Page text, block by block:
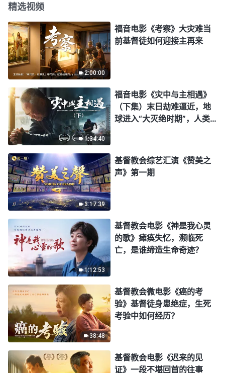
精选视频
2:00:00
福音电影《考察》大灾难当
前基督徒如何迎接主再来
1:34:40
福音电影《灾中与主相遇》
（下集）末日劫难逼近，地
球进入“大灭绝时期”，人类
3:17:39
基督教会综艺汇演《赞美之
声》第一期
1:12:53
基督教会电影《神是我心灵
的歌》瘫痪失忆，濒临死
亡，是谁缔造生命奇迹？
38:48
基督教会微电影《癌的考
验》基督徒身患绝症，生死
考验中如何经历？
基督教会电影《迟来的见
证》一段不堪回首的往事